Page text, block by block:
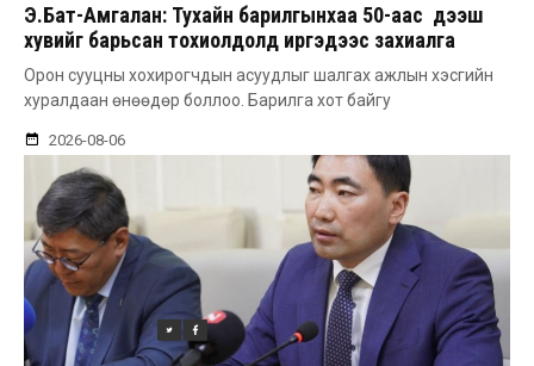
Э.Бат-Амгалан: Тухайн барилгынхаа 50-аас дээш
хувийг барьсан тохиолдолд иргэдээс захиалга
авдаг болгоно
Орон сууцны хохирогчдын асуудлыг шалгах ажлын хэсгийн
хуралдаан өнөөдөр боллоо. Барилга хот байгу
2026-08-06